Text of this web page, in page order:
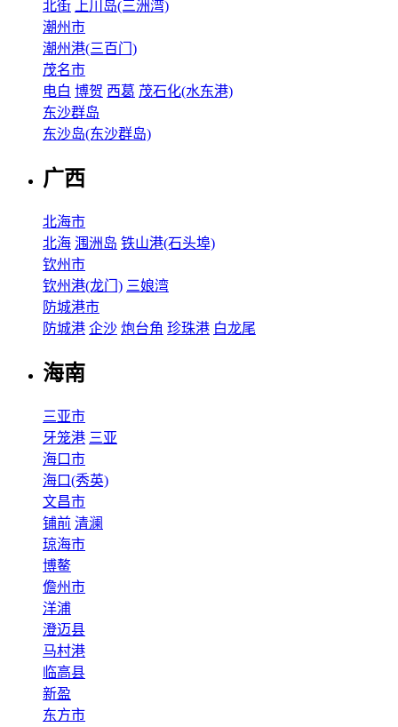
北街
上川岛(三洲湾)
潮州市
潮州港(三百门)
茂名市
电白 博贺 西葛 茂石化(水东港)
东沙群岛
东沙岛(东沙群岛)
广西
北海市
北海 涠洲岛 铁山港(石头埠)
钦州市
钦州港(龙门) 三娘湾
防城港市
防城港 企沙 炮台角 珍珠港 白龙尾
海南
三亚市
牙笼港 三亚
海口市
海口(秀英)
文昌市
铺前 清澜
琼海市
博鳌
儋州市
洋浦
澄迈县
马村港
临高县
新盈
东方市